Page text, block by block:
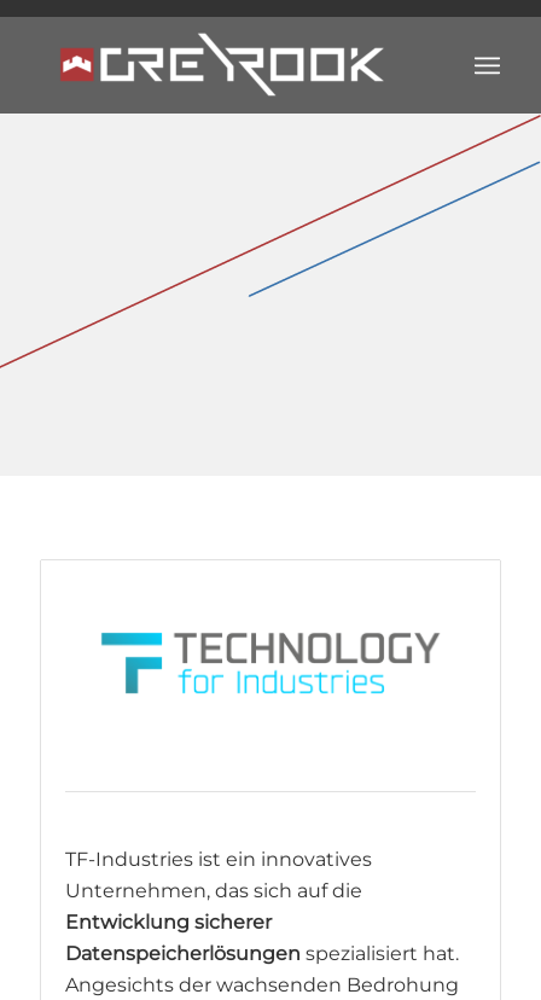
TF-Industries ist ein innovatives
Unternehmen, das sich auf die
Entwicklung sicherer
Datenspeicherlösungen spezialisiert hat.
Angesichts der wachsenden Bedrohung